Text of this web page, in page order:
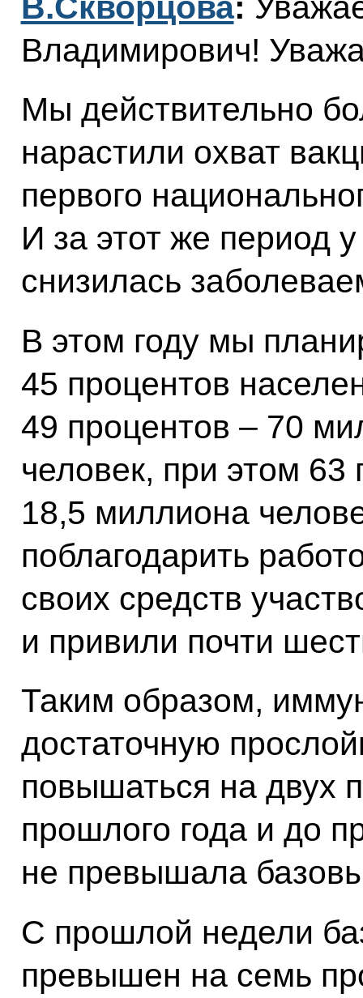
Владимирович!
Мы действительно
нарастили охват
первого
И за этот же период
снизилась
В этом году мы
45 процентов
49 процентов – 70
человек, при этом 63
18,5 миллиона
поблагодарить
своих средств
и привили почти
Таким образом,
достаточную
повышаться на двух
прошлого года и до
не превышала
С прошлой недели
превышен на семь